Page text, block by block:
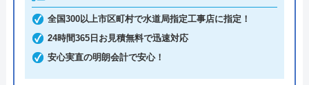
Googleクチコミを見る
0120-998-798
受付時間 24時間
全国300以上市区町村で水道局指定工事店に指定！
24時間365日お見積無料で迅速対応
安心実直の明朗会計で安心！